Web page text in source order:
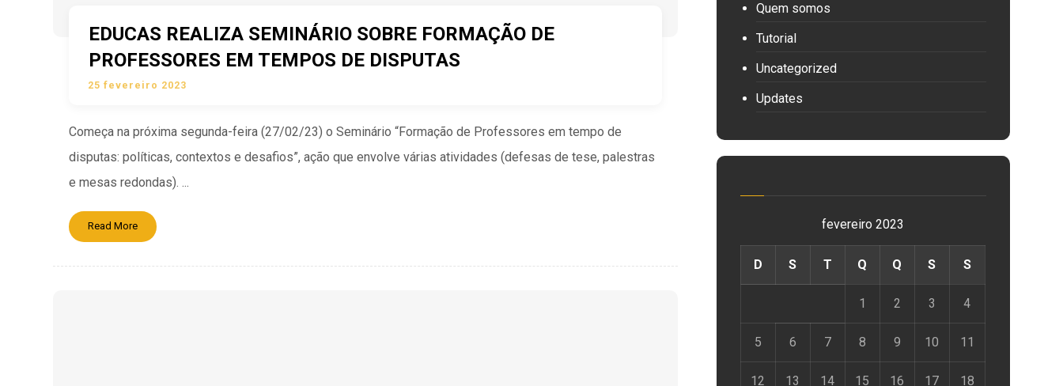
EDUCAS REALIZA SEMINÁRIO SOBRE FORMAÇÃO DE
PROFESSORES EM TEMPOS DE DISPUTAS
25 fevereiro 2023
Começa na próxima segunda-feira (27/02/23) o Seminário “Formação de Professores em tempo de
disputas: políticas, contextos e desafios”, ação que envolve várias atividades (defesas de tese, palestras
e mesas redondas). ...
Read More
Quem somos
Tutorial
Uncategorized
Updates
fevereiro 2023
D S T Q Q S S
1 2 3 4
5 6 7 8 9 10 11
12 13 14 15 16 17 18